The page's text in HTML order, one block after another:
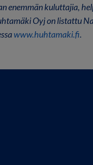
enemmän kuluttajia,
Oyj on listattu
www.huhtamaki.fi.